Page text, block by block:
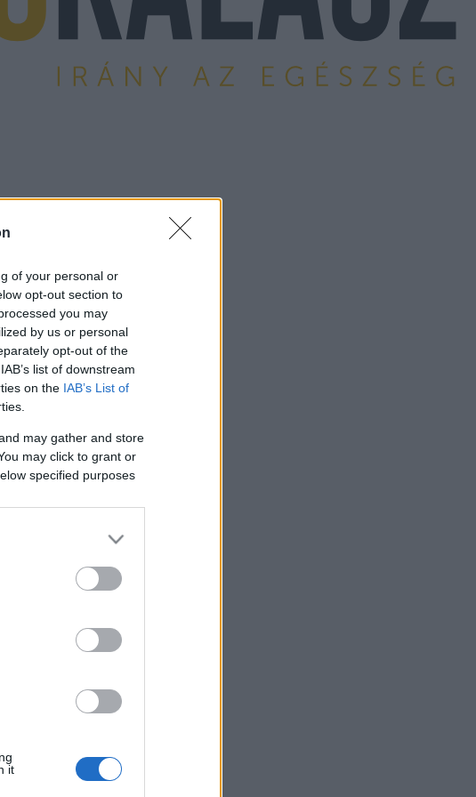
of your personal or
opt-out section to
you may
by us or personal
opt-out of the
list of downstream
on the IAB’s List of
may gather and store
may click to grant or
specified purposes
it